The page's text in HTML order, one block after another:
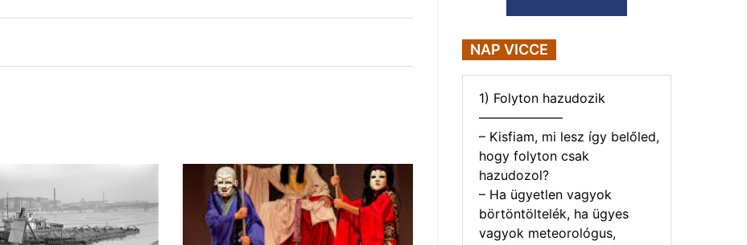
NAP VICCE
1) Folyton hazudozik
——————–
– Kisfiam, mi lesz így belőled,
hogy folyton csak
hazudozol?
– Ha ügyetlen vagyok
börtöntöltelék, ha ügyes
vagyok meteorológus,